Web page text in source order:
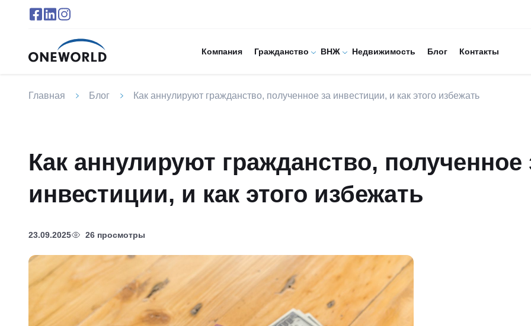
Компания Гражданство ВНЖ Недвижимость Блог Контакты
Главная Блог Как аннулируют гражданство, полученное за инвестиции, и как этого избежать
Как аннулируют гражданство, полученное
инвестиции, и как этого избежать
23.09.2025 26 просмотры